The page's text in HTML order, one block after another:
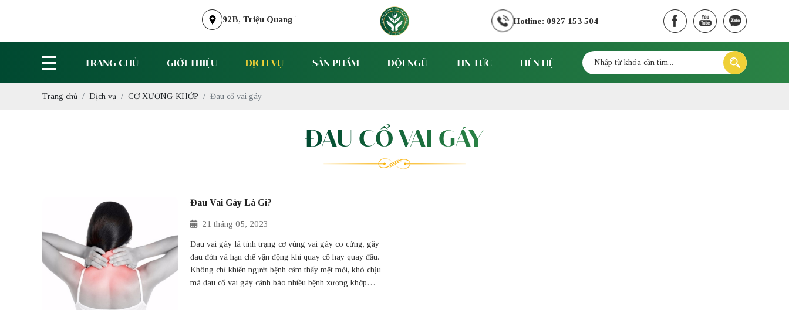
92B, Triệu Quang Phục, Phường Chợ Lớn, TP HCM Hotline: 0927 153 504
TRANG CHỦ GIỚI THIỆU DỊCH VỤ SẢN PHẨM ĐỘI NGŨ TIN TỨC LIÊN HỆ
Trang chủ Dịch vụ CƠ XƯƠNG KHỚP Đau cổ vai gáy
ĐAU CỔ VAI GÁY
Đau Vai Gáy Là Gì?
21 tháng05, 2023
Đau vai gáy là tình trạng cơ vùng vai gáy co cứng, gây
đau đớn và hạn chế vận động khi quay cổ hay quay đầu.
Không chỉ khiến người bệnh cảm thấy mệt mỏi, khó chịu
mà đau cổ vai gáy cảnh báo nhiều bệnh xương khớp